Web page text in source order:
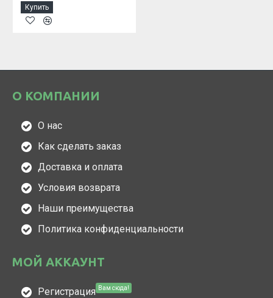
Купить
О КОМПАНИИ
О нас
Как сделать заказ
Доставка и оплата
Условия возврата
Наши преимущества
Политика конфиденциальности
МОЙ АККАУНТ
Регистрация Вам сюда!